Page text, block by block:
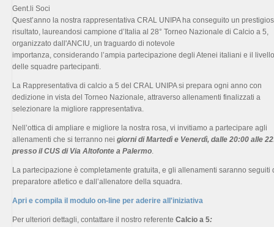
Gent.li Soci
Quest’anno la nostra rappresentativa CRAL UNIPA ha conseguito un
risultato, laureandosi campione d’Italia al 28° Torneo Nazionale di Calcio a 5,
organizzato dall'ANCIU, un traguardo di notevole
importanza, considerando l’ampia partecipazione degli Atenei italiani e il livello
delle squadre partecipanti.
La Rappresentativa di calcio a 5 del CRAL UNIPA si prepara ogni anno con
dedizione in vista del Torneo Nazionale, attraverso allenamenti finalizzati a
selezionare la migliore rappresentativa.
Nell’ottica di ampliare e migliore la nostra rosa, vi invitiamo a partecipare agli
allenamenti che si terranno nei giorni di Martedì e Venerdì, dalle 20:00 alle
presso il CUS di Via Altofonte a Palermo.
La partecipazione è completamente gratuita, e gli allenamenti saranno seguiti
preparatore atletico e dall’allenatore della squadra.
Apri e compila il modulo on-line per aderire all'iniziativa
Per ulteriori dettagli, contattare il nostro referente Calcio a 5: